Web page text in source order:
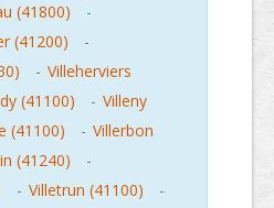
(41800)
-
(41200)
-
- Villeherviers
(41100) - Villeny
(41100) - Villerbon
(41240)
-
- Villetrun (41100)
-